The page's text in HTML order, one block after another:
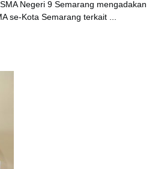
Negeri 9 Semarang mengadakan
se-Kota Semarang terkait ...